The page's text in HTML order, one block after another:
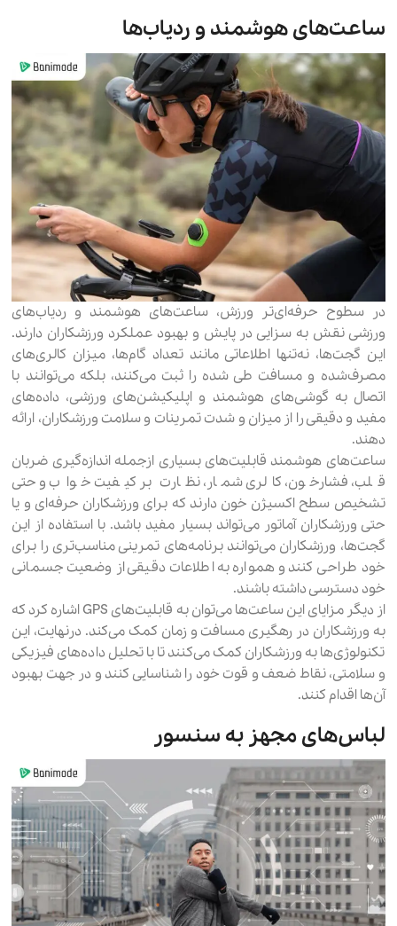
ساعت‌های هوشمند و ردیاب‌ها
در سطوح حرفه‌ای‌تر ورزش، ساعت‌های هوشمند و ردیاب‌های
ورزشی نقش به سزایی در پایش و بهبود عملکرد ورزشکاران دارند.
این گجت‌ها، نه‌تنها اطلاعاتی مانند تعداد گام‌ها، میزان کالری‌های
مصرف‌شده و مسافت طی شده را ثبت می‌کنند، بلکه می‌توانند با
اتصال به گوشی‌های هوشمند و اپلیکیشن‌های ورزشی، داده‌های
مفید و دقیقی را از میزان و شدت تمرینات و سلامت ورزشکاران، ارائه
دهند.
ساعت‌های هوشمند قابلیت‌های بسیاری ازجمله اندازه‌گیری ضربان
قلب، فشارخون، کالری شمار، نظارت بر کیفیت خواب و حتی
تشخیص سطح اکسیژن خون دارند که برای ورزشکاران حرفه‌ای و یا
حتی ورزشکاران آماتور می‌تواند بسیار مفید باشد. با استفاده از این
گجت‌ها، ورزشکاران می‌توانند برنامه‌های تمرینی مناسب‌تری را برای
خود طراحی کنند و همواره به اطلاعات دقیقی از وضعیت جسمانی
خود دسترسی داشته باشند.
از دیگر مزایای این ساعت‌ها می‌توان به قابلیت‌های GPS اشاره کرد که
به ورزشکاران در رهگیری مسافت و زمان کمک می‌کند. درنهایت، این
تکنولوژی‌ها به ورزشکاران کمک می‌کنند تا با تحلیل داده‌های فیزیکی
و سلامتی، نقاط ضعف و قوت خود را شناسایی کنند و در جهت بهبود
آن‌ها اقدام کنند.
لباس‌های مجهز به سنسور